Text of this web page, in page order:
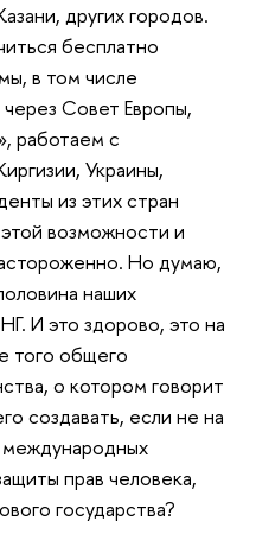
других городов.
бесплатно
в том числе
Совет Европы,
работаем с
Украины,
из этих стран
возможности и
Но думаю,
наших
И это здорово, это на
того общего
о котором говорит
создавать, если не на
прав человека,
государства?